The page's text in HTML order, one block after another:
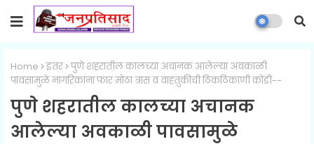
Home इतर पुणे शहरातील कालच्या अचानक आलेल्या अवकाळी
पावसामुळे नागरिकांना फार मोठा त्रास व वाहतुकीची ठिकठिकाणी कोंडी--
पुणे शहरातील कालच्या अचानक
आलेल्या अवकाळी पावसामुळे